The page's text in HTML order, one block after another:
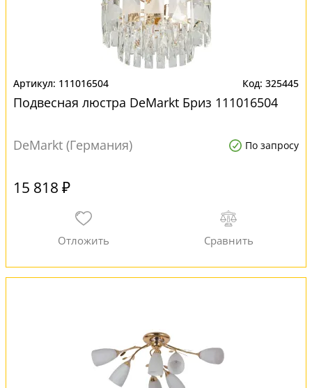
111016504 325445
Подвесная люстра DeMarkt Бриз 111016504
DeMarkt (Германия) По запросу
15 818 ₽